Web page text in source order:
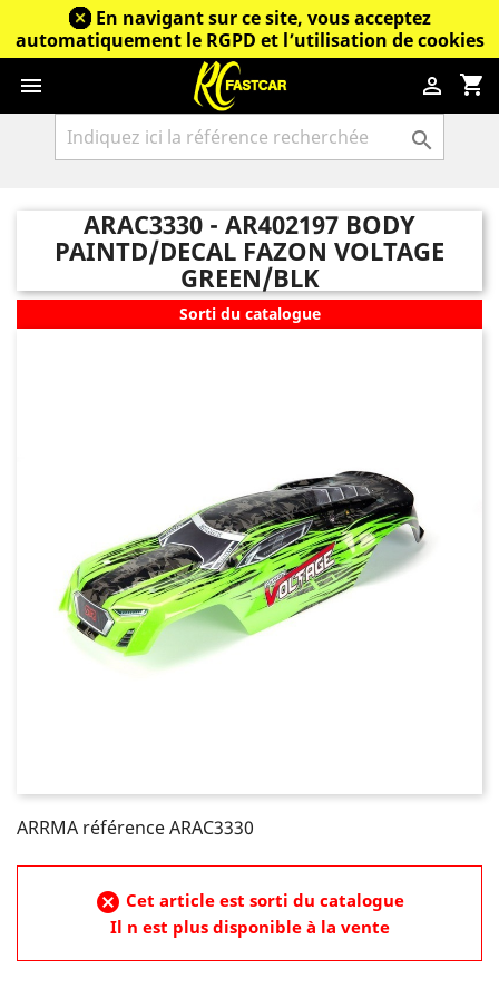
En navigant sur ce site, vous acceptez
automatiquement le RGPD et l’utilisation de cookies
 shopping_cart


ARAC3330 - AR402197 BODY
PAINTD/DECAL FAZON VOLTAGE
GREEN/BLK
Sorti du catalogue
ARRMA référence ARAC3330
cancel Cet article est sorti du catalogue
Il n est plus disponible à la vente